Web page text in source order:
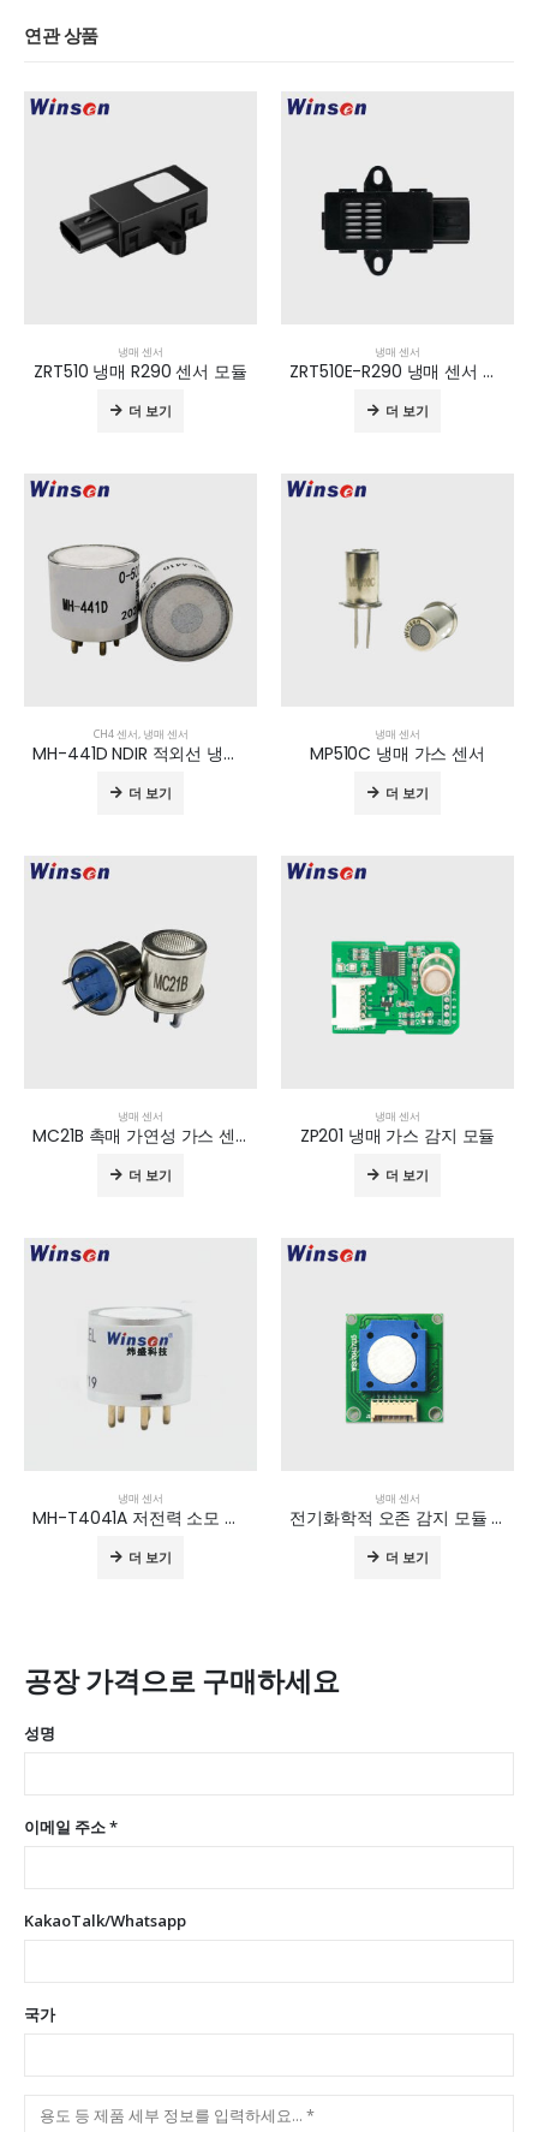
연관 상품
냉매 센서
ZRT510 냉매 R290 센서 모듈
더 보기
냉매 센서
ZRT510E-R290 냉매 센서 모듈
더 보기
CH4 센서, 냉매 센서
MH-441D NDIR 적외선 냉매 센서
더 보기
냉매 센서
MP510C 냉매 가스 센서
더 보기
냉매 센서
MC21B 촉매 가연성 가스 센서
더 보기
냉매 센서
ZP201 냉매 가스 감지 모듈
더 보기
냉매 센서
MH-T4041A 저전력 소모 적외선 가스 센서
더 보기
냉매 센서
전기화학적 오존 감지 모듈 ZE25A-O3
더 보기
공장 가격으로 구매하세요
성명
이메일 주소 *
KakaoTalk/Whatsapp
국가